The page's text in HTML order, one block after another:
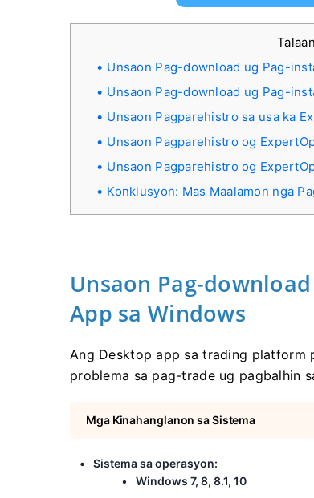
Unsaon Pag-download ug Pag-
Unsaon Pag-download ug Pag-
Unsaon Pagparehistro sa usa ka
Unsaon Pagparehistro og
Unsaon Pagparehistro og
Konklusyon: Mas Maalamon nga
Unsaon Pag-
App sa Windows
Ang Desktop app sa trading platform
problema sa pag-trade ug pagbalhin
Mga Kinahanglanon sa Sistema
Sistema sa operasyon:
Windows 7, 8, 8.1, 10